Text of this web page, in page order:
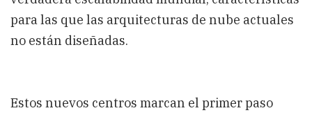
para las que las arquitecturas de nube actuales
no están diseñadas.
Estos nuevos centros marcan el primer paso